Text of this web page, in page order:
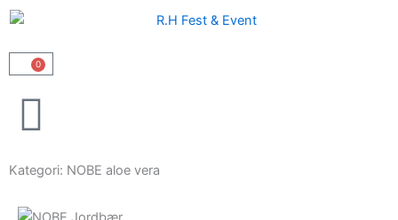
Gå
indholdet
0
Kurv
Kategori: NOBE aloe vera